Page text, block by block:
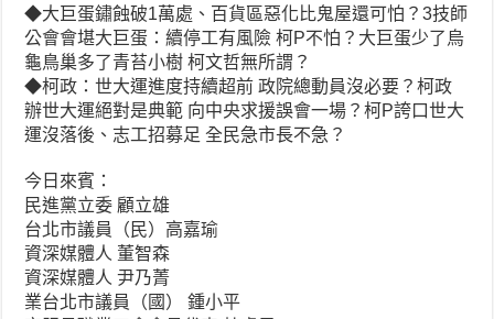
◆大巨蛋鏽蝕破1萬處、百貨區惡化比鬼屋還可怕？3技師
公會會堪大巨蛋：續停工有風險 柯P不怕？大巨蛋少了烏
龜鳥巢多了青苔小樹 柯文哲無所謂？
◆柯政：世大運進度持續超前 政院總動員沒必要？柯政
辦世大運絕對是典範 向中央求援誤會一場？柯P誇口世大
運沒落後、志工招募足 全民急市長不急？
今日來賓：
民進黨立委 顧立雄
台北市議員（民）高嘉瑜
資深媒體人 董智森
資深媒體人 尹乃菁
業台北市議員（國） 鍾小平